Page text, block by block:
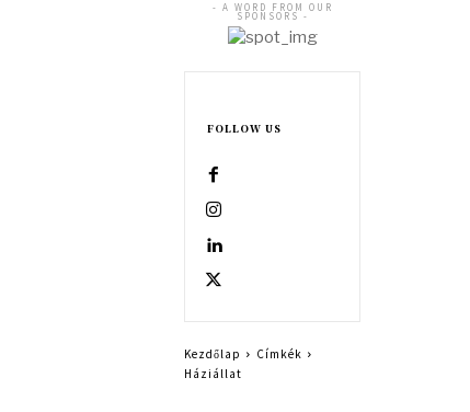
- A WORD FROM OUR
SPONSORS -
FOLLOW US
Kezdőlap
Címkék
Háziállat